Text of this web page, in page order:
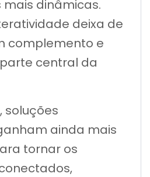
mais dinâmicas.
deixa de
complemento e
central da
soluções
ainda mais
tornar os